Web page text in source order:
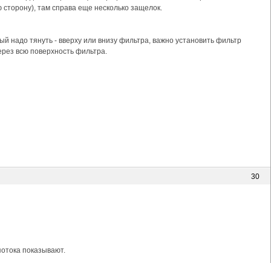
сторону), там справа еще несколько защелок.
надо тянуть - вверху или внизу фильтра, важно установить фильтр
всю поверхность фильтра.
30
показывают.